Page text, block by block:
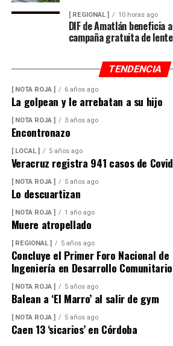
[ REGIONAL ] 10 horas ago
DIF de Amatlán beneficia
campaña gratuita de
TENDENCIA
[ NOTA ROJA ] 6 años ago
La golpean y le arrebatan a su hijo
[ NOTA ROJA ] 3 años ago
Encontronazo
[ LOCAL ] 5 años ago
Veracruz registra 941 casos de Covid
[ NOTA ROJA ] 5 años ago
Lo descuartizan
[ NOTA ROJA ] 1 año ago
Muere atropellado
[ REGIONAL ] 5 años ago
Concluye el Primer Foro Nacional de
Ingeniería en Desarrollo Comunitario
[ NOTA ROJA ] 5 años ago
Balean a ‘El Marro’ al salir de gym
[ NOTA ROJA ] 5 años ago
Caen 13 ‘sicarios’ en Córdoba